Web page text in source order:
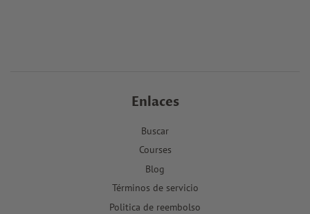
Enlaces
Buscar
Courses
Blog
Términos de servicio
Politica de reembolso